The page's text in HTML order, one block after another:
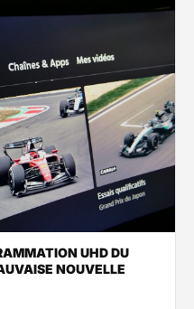
UHD DU
NOUVELLE